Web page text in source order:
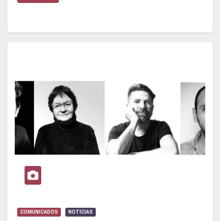
COMUNICADOS NOTICIAS